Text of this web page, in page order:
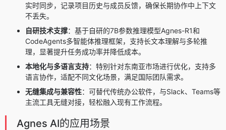
实时同步，记录项目历史与成员反馈，确保长期协作中上下文
不丢失。
自研技术支撑：基于自研的7B参数推理模型Agnes-R1和
CodeAgents多智能体推理框架，支持长文本理解与多轮推
理，显著提升任务成功率并降低成本。
本地化与多语言支持：特别针对东南亚市场进行优化，支持多
语言协作，适配不同文化场景，满足国际团队需求。
无缝集成与兼容性：可替代传统办公软件，与Slack、Teams等
主流工具无缝对接，轻松融入现有工作流程。
Agnes AI的应用场景